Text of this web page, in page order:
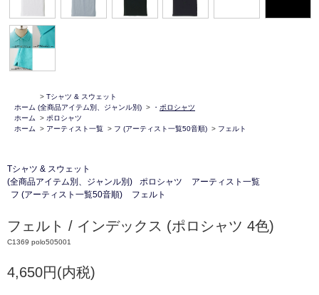
ホーム
> Tシャツ & スウェット
(全商品アイテム別、ジャンル別) > ・ ポロシャツ
ホーム
> ポロシャツ
ホーム
> アーティスト一覧 > フ (アーティスト一覧50音順) > フェルト
Tシャツ & スウェット
(全商品アイテム別、ジャンル別)
ポロシャツ
アーティスト一覧
フ (アーティスト一覧50音順)
フェルト
フェルト / インデックス (ポロシャツ 4色)
C1369 polo505001
4,650円(内税)